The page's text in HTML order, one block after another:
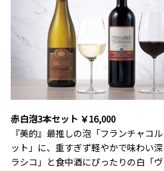
赤白泡3本セット ￥16,000
『美的』最推しの泡「フランチャコ
ット」に、重すぎず軽やかで味わい
ラシコ」と食中酒にぴったりの白「ヴ